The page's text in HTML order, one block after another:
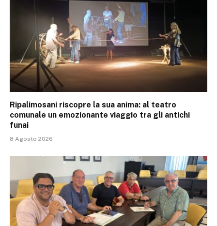
Ripalimosani riscopre la sua anima: al teatro
comunale un emozionante viaggio tra gli antichi
funai
8 Agosto 2026